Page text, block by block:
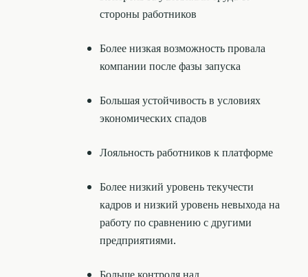
стороны работников
Более низкая возможность провала
компании после фазы запуска
Большая устойчивость в условиях
экономических спадов
Лояльность работников к платформе
Более низкий уровень текучести
кадров и низкий уровень невыхода на
работу по сравнению с другими
предприятиями.